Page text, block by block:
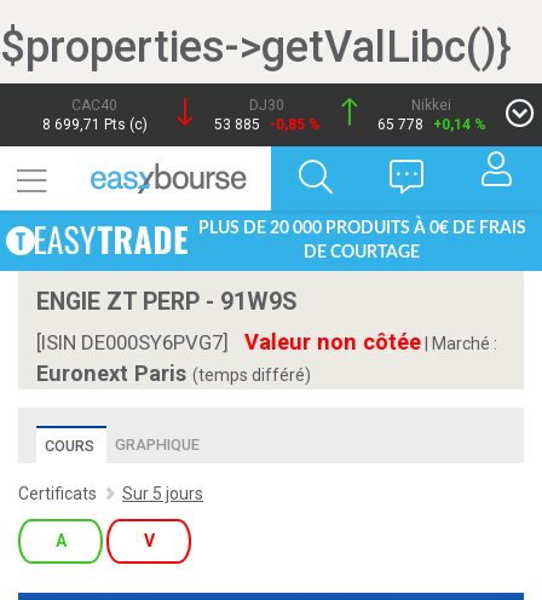
$properties->getValLibc()}
CAC40
8 699,71 Pts (c)
DJ30
53 885
-0,85 %
Nikkei
65 778
+0,14 %
PLUS DE 20 000 PRODUITS À 0€ DE FRAIS
DE COURTAGE
ENGIE ZT PERP - 91W9S
[ISIN DE000SY6PVG7] Valeur non côtée Marché :
Euronext Paris (temps différé)
COURS GRAPHIQUE
Certificats Sur 5 jours
A V